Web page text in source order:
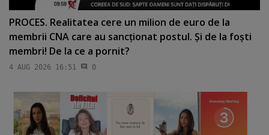
PROCES. Realitatea cere un milion de euro de la
membrii CNA care au sancţionat postul. Şi de la foşti
membri! De la ce a pornit?
4 AUG 2026 16:51 0